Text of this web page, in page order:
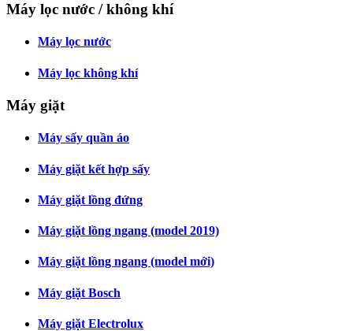
Máy lọc nước / không khí
Máy lọc nước
Máy lọc không khí
Máy giặt
Máy sấy quần áo
Máy giặt kết hợp sấy
Máy giặt lồng đứng
Máy giặt lồng ngang (model 2019)
Máy giặt lồng ngang (model mới)
Máy giặt Bosch
Máy giặt Electrolux